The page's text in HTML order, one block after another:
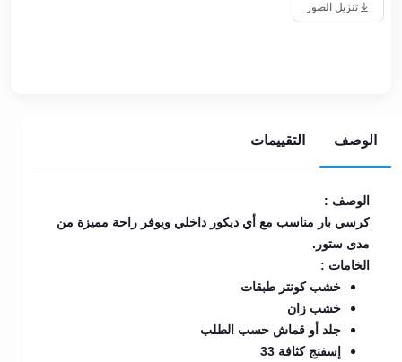
تنزيل الصور
الوصف التقييمات
الوصف :
كرسي بار مناسب مع أي ديكور داخلي ويوفر راحة مميزة من
مدى ستور.
الخامات :
خشب كونتر طبقات
خشب زان
جلد أو قماش حسب الطلب
إسفنج كثافة 33